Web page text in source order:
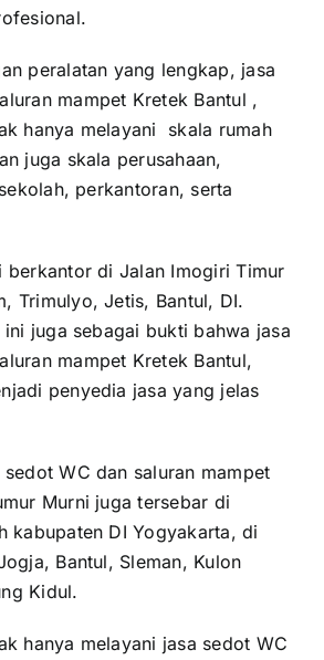
peralatan yang lengkap, jasa
mampet Kretek Bantul ,
hanya melayani
skala rumah
juga skala perusahaan,
perkantoran, serta
berkantor di Jalan Imogiri Timur
Trimulyo, Jetis, Bantul, DI.
juga sebagai bukti bahwa jasa
mampet Kretek Bantul,
penyedia jasa yang jelas
WC dan saluran mampet
Murni juga tersebar di
kabupaten DI Yogyakarta, di
Bantul, Sleman, Kulon
Kidul.
hanya melayani jasa sedot WC